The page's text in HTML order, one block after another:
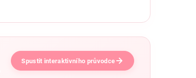
Spustit interaktivního průvodce